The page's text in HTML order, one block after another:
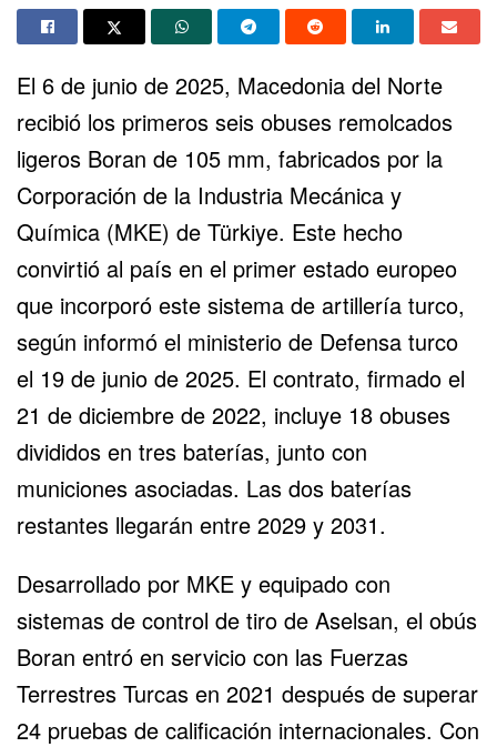
El 6 de junio de 2025, Macedonia del Norte
recibió los primeros seis obuses remolcados
ligeros Boran de 105 mm, fabricados por la
Corporación de la Industria Mecánica y
Química (MKE) de Türkiye. Este hecho
convirtió al país en el primer estado europeo
que incorporó este sistema de artillería turco,
según informó el ministerio de Defensa turco
el 19 de junio de 2025. El contrato, firmado el
21 de diciembre de 2022, incluye 18 obuses
divididos en tres baterías, junto con
municiones asociadas. Las dos baterías
restantes llegarán entre 2029 y 2031.
Desarrollado por MKE y equipado con
sistemas de control de tiro de Aselsan, el obús
Boran entró en servicio con las Fuerzas
Terrestres Turcas en 2021 después de superar
24 pruebas de calificación internacionales. Con